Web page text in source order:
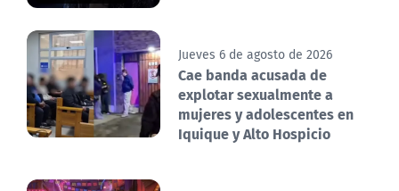
Jueves 6 de agosto de 2026
Cae banda acusada de
explotar sexualmente a
mujeres y adolescentes en
Iquique y Alto Hospicio